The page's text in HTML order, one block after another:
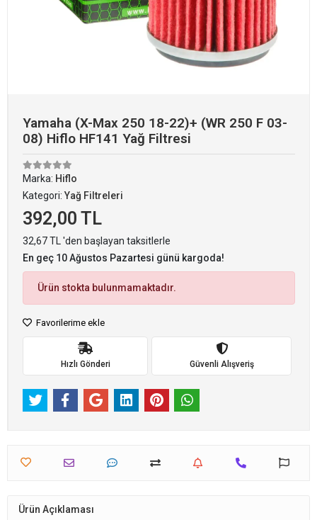
Yamaha (X-Max 250 18-22)+ (WR 250 F 03-
08) Hiflo HF141 Yağ Filtresi
Marka: Hiflo
Kategori:Yağ Filtreleri
392,00 TL
32,67 TL 'den başlayan taksitlerle
En geç 10 Ağustos Pazartesi günü kargoda!
Ürün stokta bulunmamaktadır.
Favorilerime ekle
Hızlı Gönderi Güvenli Alışveriş
Ürün Açıklaması